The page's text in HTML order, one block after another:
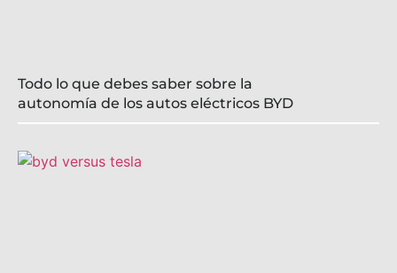
Todo lo que debes saber sobre la
autonomía de los autos eléctricos BYD